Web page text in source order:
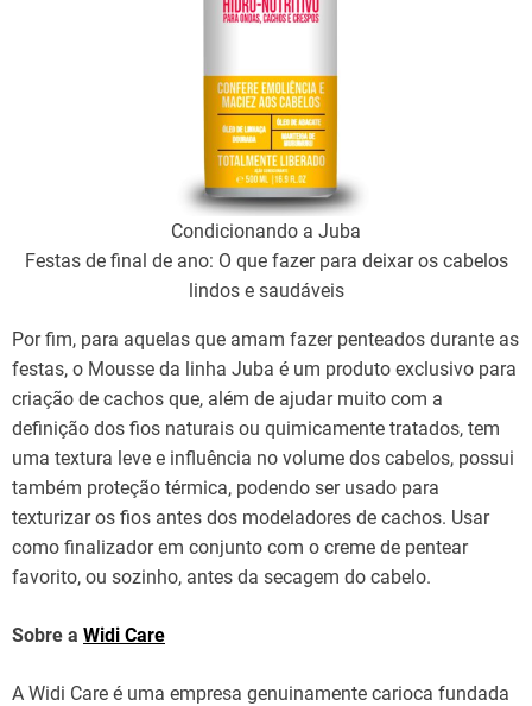
Condicionando a Juba
Festas de final de ano: O que fazer para deixar os cabelos
lindos e saudáveis
Por fim, para aquelas que amam fazer penteados durante as
festas, o Mousse da linha Juba é um produto exclusivo para
criação de cachos que, além de ajudar muito com a
definição dos fios naturais ou quimicamente tratados, tem
uma textura leve e influência no volume dos cabelos, possui
também proteção térmica, podendo ser usado para
texturizar os fios antes dos modeladores de cachos. Usar
como finalizador em conjunto com o creme de pentear
favorito, ou sozinho, antes da secagem do cabelo.
Sobre a Widi Care
A Widi Care é uma empresa genuinamente carioca fundada